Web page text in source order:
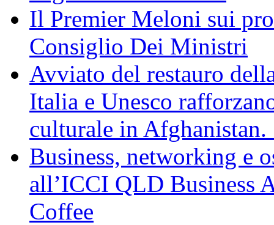
Il Premier Meloni sui
Consiglio Dei Ministri
Avviato del restauro
Italia e Unesco
culturale in
Business, networking e
all’ICCI QLD Business
Coffee